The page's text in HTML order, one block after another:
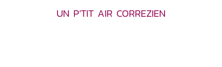
UN P'TIT AIR CORREZIEN